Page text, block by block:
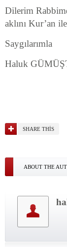
Dilerim
aklını Kur’an
Saygılarımla
Haluk
SHARE THIS
ABOUT THE